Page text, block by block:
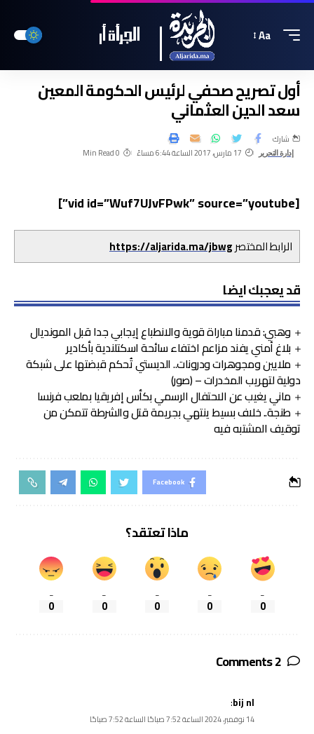
Aa
أول تصريح صحفي لرئيس الحكومة المعين
سعد الدين العثماني
إدارة التحرير 17 مارس، 2017 الساعة 6:44 مساءً 0 Min Read
شارك
[vid id=”Wuf7UJvFPwk” source=”youtube”]
الرابط المختصرhttps://aljarida.ma/jbwg
قد يعجبك ايضا
وهبي: قدمنا مباراة قوية والانطباع إيجابي جدا قبل المونديال
بلاغ أمني يفند مزاعم اختفاء سائحة اسكتلندية بأكادير
ملايين ومجوهرات ودرونات.. الديستي تُحكم قبضتها على شبكة
دولية لتهريب المخدرات – (صور)
ماني يغيب عن الاحتفال الرسمي بكأس إفريقيا بملعب فرنسا
طنجة.. خلاف بسيط ينتهي بجريمة قتل والشرطة تتمكن من
توقيف المشتبه فيه
Facebook
ماذا تعتقد؟
0
0
0
0
0
2 Comments
bij nl
:
14 نوفمبر، 2024 الساعة 7:52 صباحًا الساعة 7:52 صباحًا